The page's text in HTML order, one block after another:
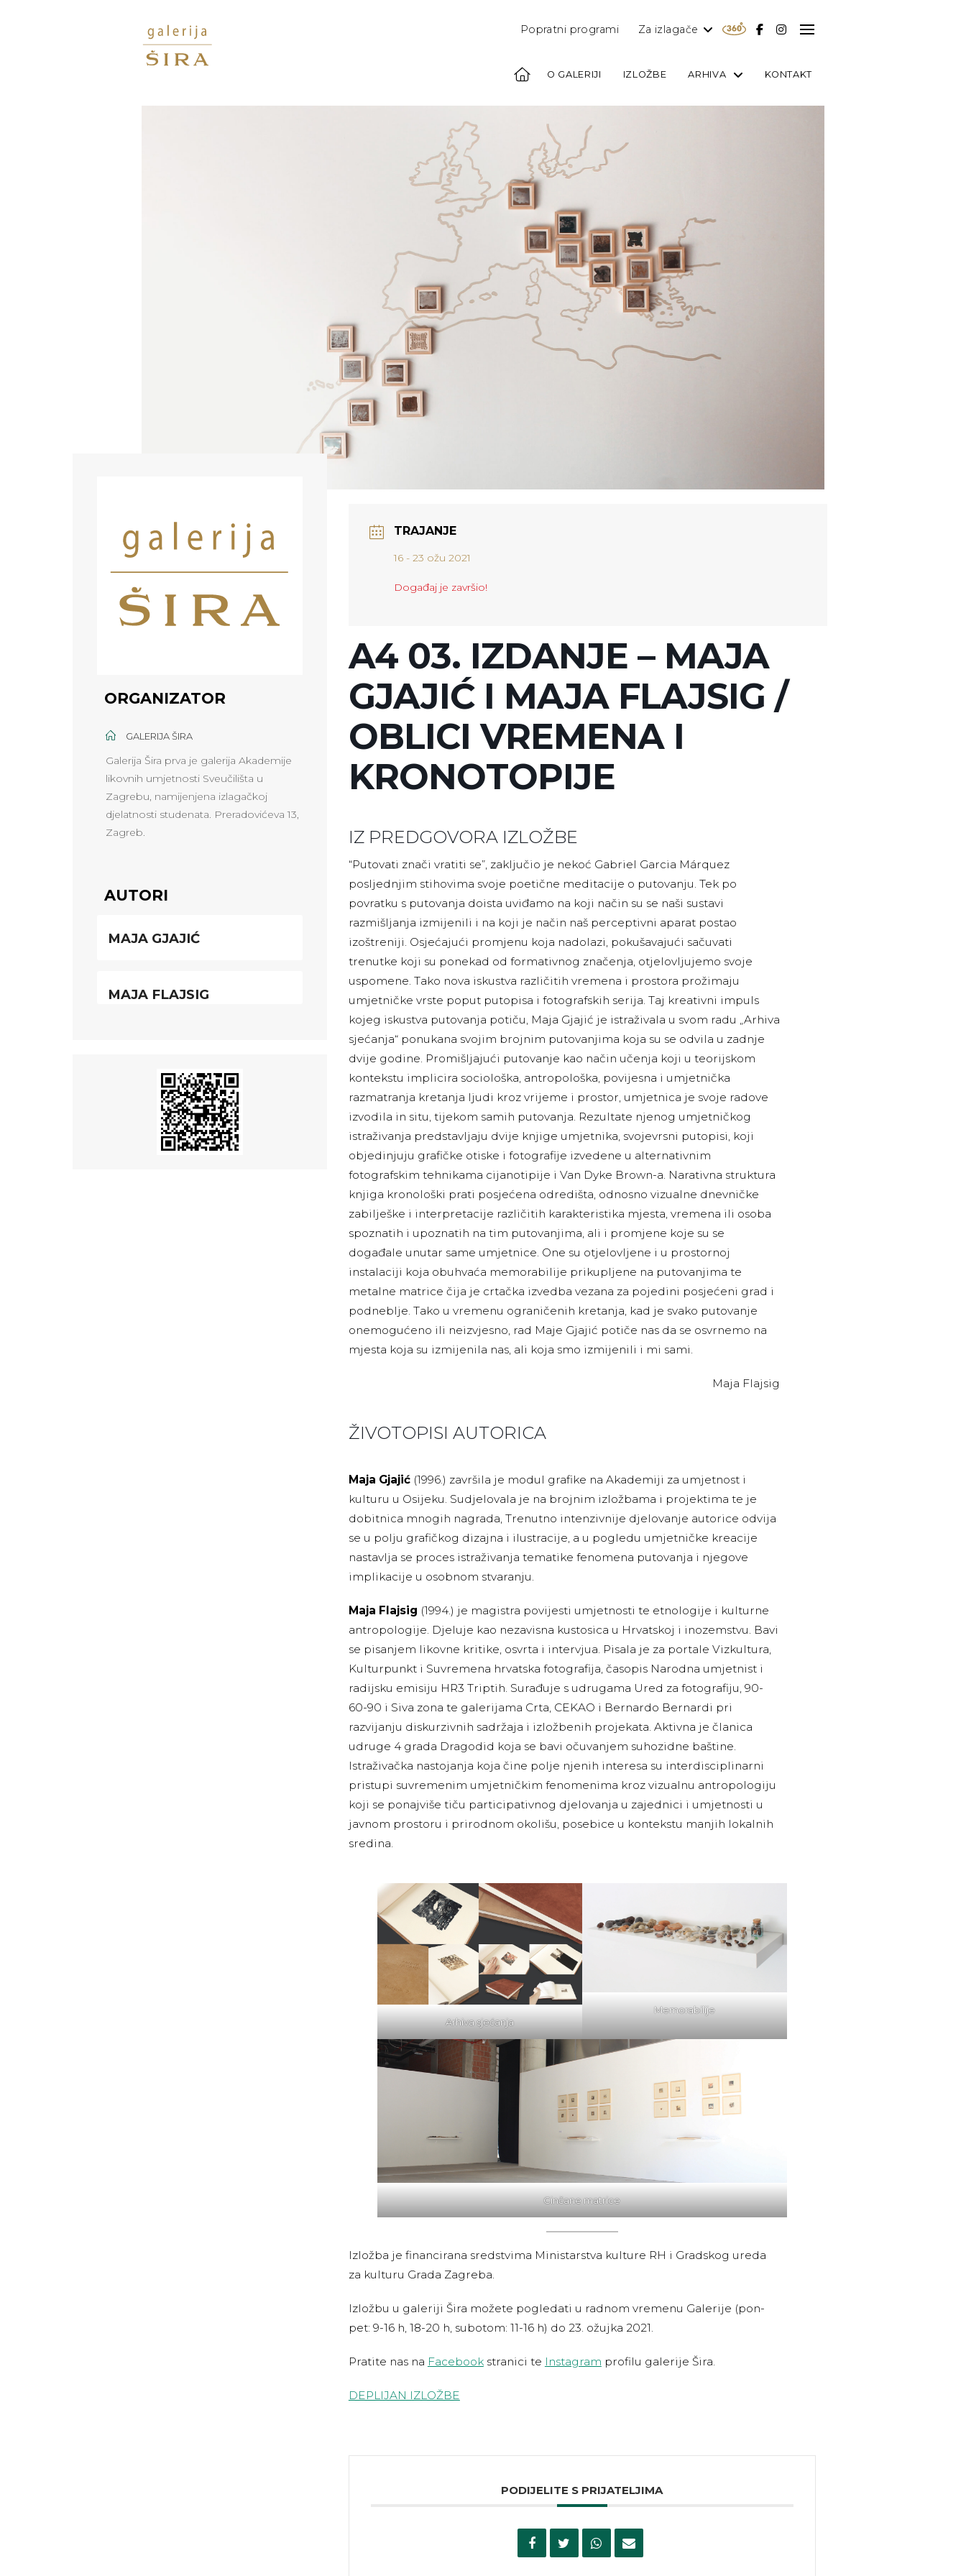
Popratni programi Za izlagače
O GALERIJI IZLOŽBE ARHIVA KONTAKT
ORGANIZATOR
GALERIJA ŠIRA
Galerija Šira prva je galerija Akademije
likovnih umjetnosti Sveučilišta u
Zagrebu, namijenjena izlagačkoj
djelatnosti studenata. Preradovićeva 13,
Zagreb.
AUTORI
MAJA GJAJIĆ
MAJA FLAJSIG
TRAJANJE
16 - 23 ožu 2021
Događaj je završio!
A4 03. IZDANJE – MAJA
GJAJIĆ I MAJA FLAJSIG /
OBLICI VREMENA I
KRONOTOPIJE
IZ PREDGOVORA IZLOŽBE
“Putovati znači vratiti se”, zaključio je nekoć Gabriel Garcia Márquez
posljednjim stihovima svoje poetične meditacije o putovanju. Tek po
povratku s putovanja doista uviđamo na koji način su se naši sustavi
razmišljanja izmijenili i na koji je način naš perceptivni aparat postao
izoštreniji. Osjećajući promjenu koja nadolazi, pokušavajući sačuvati
trenutke koji su ponekad od formativnog značenja, otjelovljujemo svoje
uspomene. Tako nova iskustva različitih vremena i prostora prožimaju
umjetničke vrste poput putopisa i fotografskih serija. Taj kreativni impuls
kojeg iskustva putovanja potiču, Maja Gjajić je istraživala u svom radu „Arhiva
sjećanja“ ponukana svojim brojnim putovanjima koja su se odvila u zadnje
dvije godine. Promišljajući putovanje kao način učenja koji u teorijskom
kontekstu implicira sociološka, antropološka, povijesna i umjetnička
razmatranja kretanja ljudi kroz vrijeme i prostor, umjetnica je svoje radove
izvodila in situ, tijekom samih putovanja. Rezultate njenog umjetničkog
istraživanja predstavljaju dvije knjige umjetnika, svojevrsni putopisi, koji
objedinjuju grafičke otiske i fotografije izvedene u alternativnim
fotografskim tehnikama cijanotipije i Van Dyke Brown-a. Narativna struktura
knjiga kronološki prati posjećena odredišta, odnosno vizualne dnevničke
zabilješke i interpretacije različitih karakteristika mjesta, vremena ili osoba
spoznatih i upoznatih na tim putovanjima, ali i promjene koje su se
događale unutar same umjetnice. One su otjelovljene i u prostornoj
instalaciji koja obuhvaća memorabilije prikupljene na putovanjima te
metalne matrice čija je crtačka izvedba vezana za pojedini posjećeni grad i
podneblje. Tako u vremenu ograničenih kretanja, kad je svako putovanje
onemogućeno ili neizvjesno, rad Maje Gjajić potiče nas da se osvrnemo na
mjesta koja su izmijenila nas, ali koja smo izmijenili i mi sami.
Maja Flajsig
ŽIVOTOPISI AUTORICA
Maja Gjajić(1996.) završila je modul grafike na Akademiji za umjetnost i
kulturu u Osijeku. Sudjelovala je na brojnim izložbama i projektima te je
dobitnica mnogih nagrada, Trenutno intenzivnije djelovanje autorice odvija
se u polju grafičkog dizajna i ilustracije, a u pogledu umjetničke kreacije
nastavlja se proces istraživanja tematike fenomena putovanja i njegove
implikacije u osobnom stvaranju.
Maja Flajsig (1994.) je magistra povijesti umjetnosti te etnologije i kulturne
antropologije. Djeluje kao nezavisna kustosica u Hrvatskoj i inozemstvu. Bavi
se pisanjem likovne kritike, osvrta i intervjua. Pisala je za portale Vizkultura,
Kulturpunkt i Suvremena hrvatska fotografija, časopis Narodna umjetnist i
radijsku emisiju HR3 Triptih. Surađuje s udrugama Ured za fotografiju, 90-
60-90 i Siva zona te galerijama Crta, CEKAO i Bernardo Bernardi pri
razvijanju diskurzivnih sadržaja i izložbenih projekata. Aktivna je članica
udruge 4 grada Dragodid koja se bavi očuvanjem suhozidne baštine.
Istraživačka nastojanja koja čine polje njenih interesa su interdisciplinarni
pristupi suvremenim umjetničkim fenomenima kroz vizualnu antropologiju
koji se ponajviše tiču participativnog djelovanja u zajednici i umjetnosti u
javnom prostoru i prirodnom okolišu, posebice u kontekstu manjih lokalnih
sredina.
Arhiva sjećanja
Memorabilije
Cinčane matrice
Izložba je financirana sredstvima Ministarstva kulture RH i Gradskog ureda
za kulturu Grada Zagreba.
Izložbu u galeriji Šira možete pogledati u radnom vremenu Galerije (pon-
pet: 9-16 h, 18-20 h, subotom: 11-16 h) do 23. ožujka 2021.
Pratite nas na Facebookstranici te Instagram profilu galerije Šira.
DEPLIJAN IZLOŽBE
PODIJELITE S PRIJATELJIMA